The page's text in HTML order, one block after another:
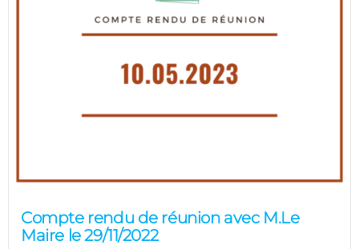
Compte rendu de réunion avec M.Le
Maire le 29/11/2022